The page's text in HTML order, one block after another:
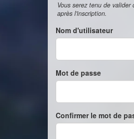
Vous serez tenu de valider
après l'inscription.
Nom d'utilisateur
Mot de passe
Confirmer le mot de